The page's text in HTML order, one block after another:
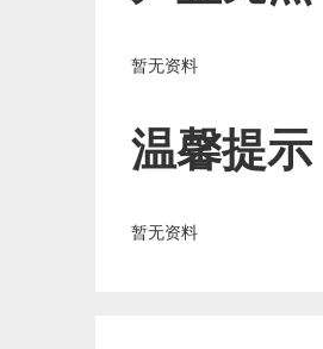
暂无资料
温馨提示
暂无资料